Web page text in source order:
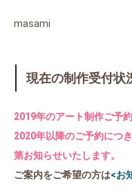
masami
現在の制作受付状
2019年のアート制作ご予
2020年以降のご予約につ
第お知らせいたします。
ご案内をご希望の方は<お